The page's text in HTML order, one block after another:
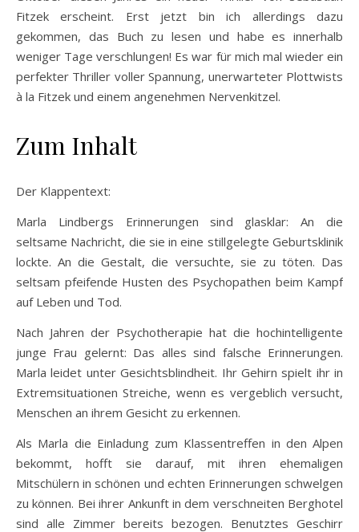
Fitzek erscheint. Erst jetzt bin ich allerdings dazu
gekommen, das Buch zu lesen und habe es innerhalb
weniger Tage verschlungen! Es war für mich mal wieder ein
perfekter Thriller voller Spannung, unerwarteter Plottwists
à la Fitzek und einem angenehmen Nervenkitzel.
Zum Inhalt
Der Klappentext:
Marla Lindbergs Erinnerungen sind glasklar: An die
seltsame Nachricht, die sie in eine stillgelegte Geburtsklinik
lockte. An die Gestalt, die versuchte, sie zu töten. Das
seltsam pfeifende Husten des Psychopathen beim Kampf
auf Leben und Tod.
Nach Jahren der Psychotherapie hat die hochintelligente
junge Frau gelernt: Das alles sind falsche Erinnerungen.
Marla leidet unter Gesichtsblindheit. Ihr Gehirn spielt ihr in
Extremsituationen Streiche, wenn es vergeblich versucht,
Menschen an ihrem Gesicht zu erkennen.
Als Marla die Einladung zum Klassentreffen in den Alpen
bekommt, hofft sie darauf, mit ihren ehemaligen
Mitschülern in schönen und echten Erinnerungen schwelgen
zu können. Bei ihrer Ankunft in dem verschneiten Berghotel
sind alle Zimmer bereits bezogen. Benutztes Geschirr